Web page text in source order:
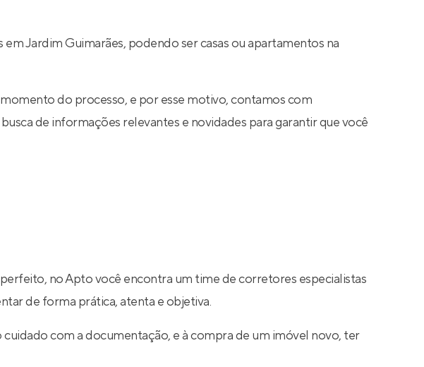
Jardim Guimarães, podendo ser casas ou apartamentos na
do processo, e por esse motivo, contamos com
de informações relevantes e novidades para garantir que você
no Apto você encontra um time de corretores especialistas
de forma prática, atenta e objetiva.
com a documentação, e à compra de um imóvel novo, ter